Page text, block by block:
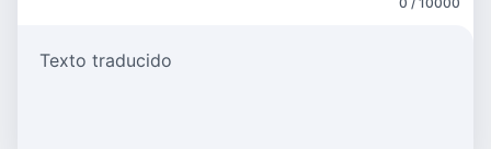
Texto traducido